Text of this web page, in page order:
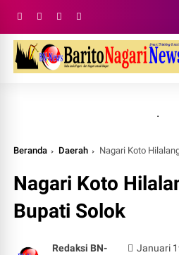
.
Beranda Daerah Nagari Koto
Nagari Koto
Bupati Solok
Redaksi BN-
Januari